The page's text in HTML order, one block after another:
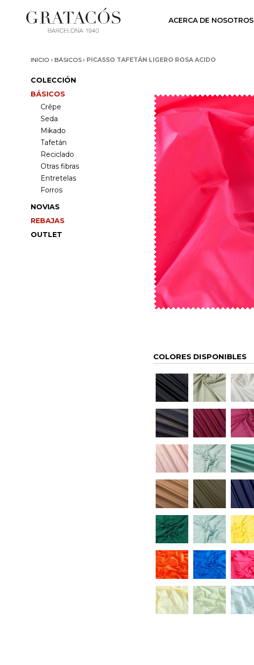
ACERCA DE NOSOTROS
INICIO › BÁSICOS › PICASSO TAFETÁN LIGERO ROSA ACIDO
COLECCIÓN
BÁSICOS
Crêpe
Seda
Mikado
Tafetán
Reciclado
Otras fibras
Entretelas
Forros
NOVIAS
REBAJAS
OUTLET
COLORES DISPONIBLES